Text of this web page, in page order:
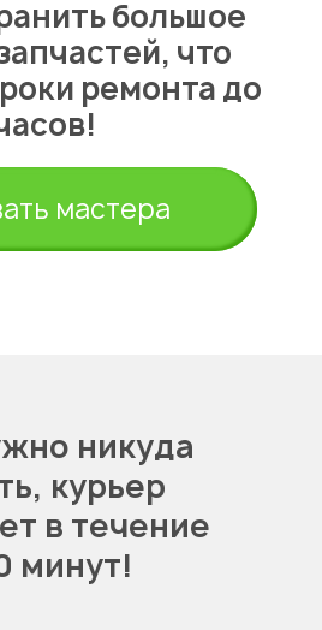
большое
что
ремонта до
мастера
никуда
курьер
в течение
минут!